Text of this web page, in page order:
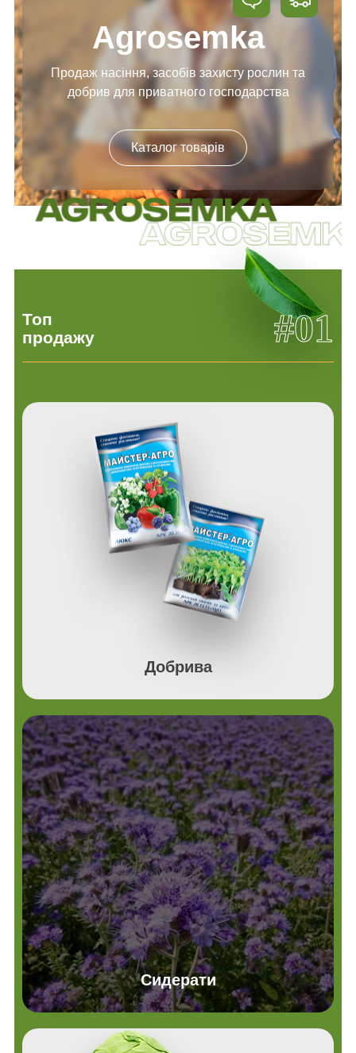
Agrosemka
Продаж насіння, засобів захисту рослин та
добрив для приватного господарства
Каталог товарів
Топ
продажу
#01
Добрива
Сидерати